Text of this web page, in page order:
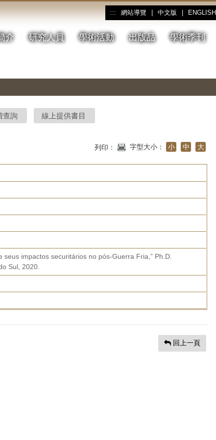
::: 網站導覽 中文版 ENGLISH
介 研究人員 學術活動 出版品 學術季刊
查詢 線上提供書目
列印： 字型大小： 小 中 大
seus impactos securitários no pós-Guerra Fria,” Ph.D.
Sul, 2020.
回上一頁